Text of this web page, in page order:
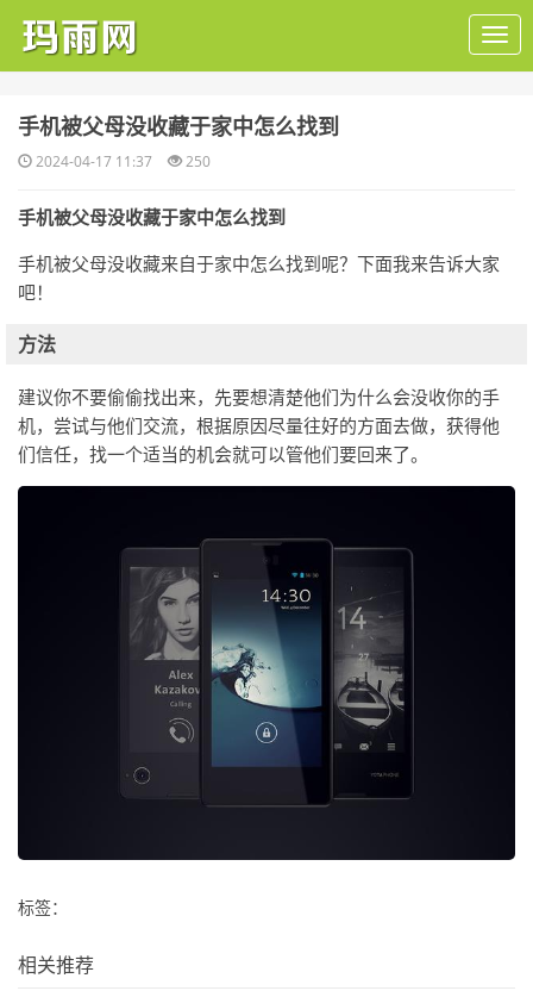
​手机被父母没收藏于家中怎么找到
2024-04-17 11:37 250
手机被父母没收藏于家中怎么找到
手机被父母没收藏来自于家中怎么找到呢？下面我来告诉大家
吧！
方法
建议你不要偷偷找出来，先要想清楚他们为什么会没收你的手
机，尝试与他们交流，根据原因尽量往好的方面去做，获得他
们信任，找一个适当的机会就可以管他们要回来了。
标签：
相关推荐